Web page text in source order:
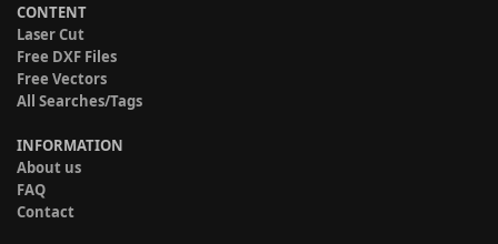
CONTENT
Laser Cut
Free DXF Files
Free Vectors
All Searches/Tags
INFORMATION
About us
FAQ
Contact